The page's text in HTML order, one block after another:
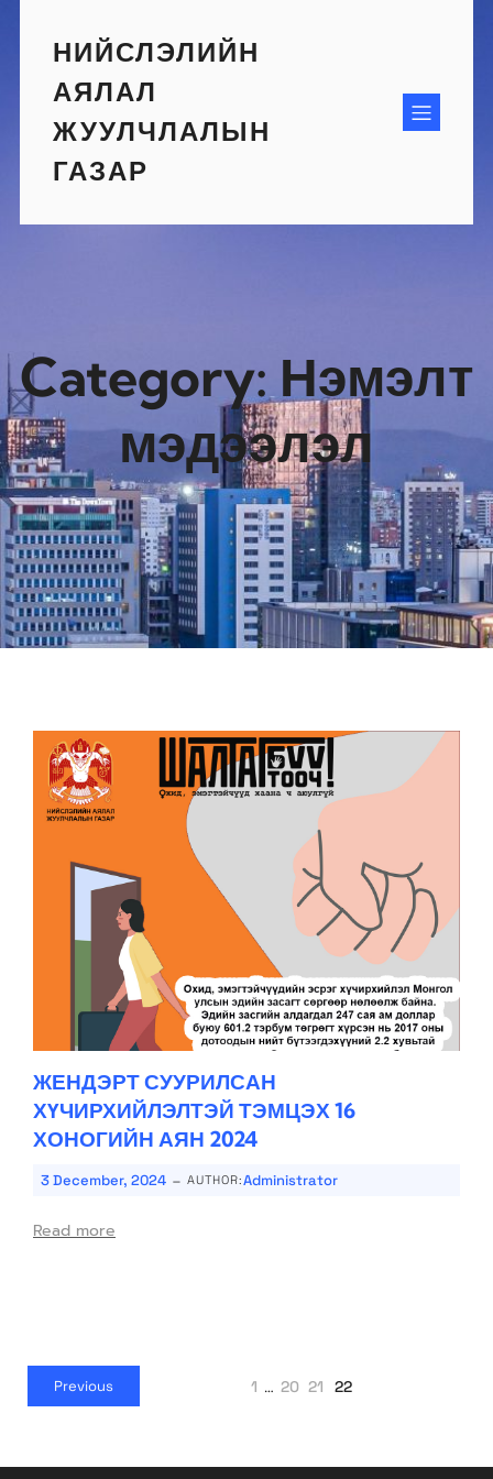
contentНИЙСЛЭЛИЙН
АЯЛАЛ
ЖУУЛЧЛАЛЫН
ГАЗАР
Category: Нэмэлт
мэдээлэл
ЖЕНДЭРТ СУУРИЛСАН
ХҮЧИРХИЙЛЭЛТЭЙ ТЭМЦЭХ 16
ХОНОГИЙН АЯН 2024
3 December, 2024 - AUTHOR:Administrator
Read more
Previous 1 … 20 21 22